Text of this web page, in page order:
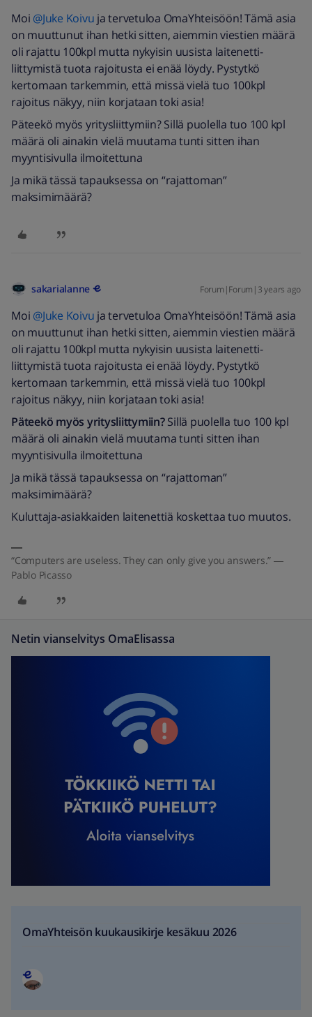
Moi @Juke Koivu ja tervetuloa OmaYhteisöön! Tämä asia
on muuttunut ihan hetki sitten, aiemmin viestien määrä
oli rajattu 100kpl mutta nykyisin uusista laitenetti-
liittymistä tuota rajoitusta ei enää löydy. Pystytkö
kertomaan tarkemmin, että missä vielä tuo 100kpl
rajoitus näkyy, niin korjataan toki asia!
Päteekö myös yritysliittymiin? Sillä puolella tuo 100 kpl
määrä oli ainakin vielä muutama tunti sitten ihan
myyntisivulla ilmoitettuna
Ja mikä tässä tapauksessa on “rajattoman”
maksimimäärä?
sakarialanne Forum|Forum|3 years ago
Moi @Juke Koivu ja tervetuloa OmaYhteisöön! Tämä asia
on muuttunut ihan hetki sitten, aiemmin viestien määrä
oli rajattu 100kpl mutta nykyisin uusista laitenetti-
liittymistä tuota rajoitusta ei enää löydy. Pystytkö
kertomaan tarkemmin, että missä vielä tuo 100kpl
rajoitus näkyy, niin korjataan toki asia!
Päteekö myös yritysliittymiin?Sillä puolella tuo 100 kpl
määrä oli ainakin vielä muutama tunti sitten ihan
myyntisivulla ilmoitettuna
Ja mikä tässä tapauksessa on “rajattoman”
maksimimäärä?
Kuluttaja-asiakkaiden laitenettiä koskettaa tuo muutos.
“Computers are useless. They can only give you answers.” ―
Pablo Picasso
Netin vianselvitys OmaElisassa
OmaYhteisön kuukausikirje kesäkuu 2026